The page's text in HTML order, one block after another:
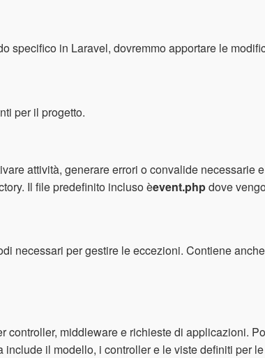
specifico in Laravel, dovremmo apportare le
per il progetto.
attività, generare errori o convalide necessarie
Il file predefinito incluso èevent.phpdove
necessari per gestire le eccezioni. Contiene
controller, middleware e richieste di applicazioni.
include il modello, i controller e le viste definiti per